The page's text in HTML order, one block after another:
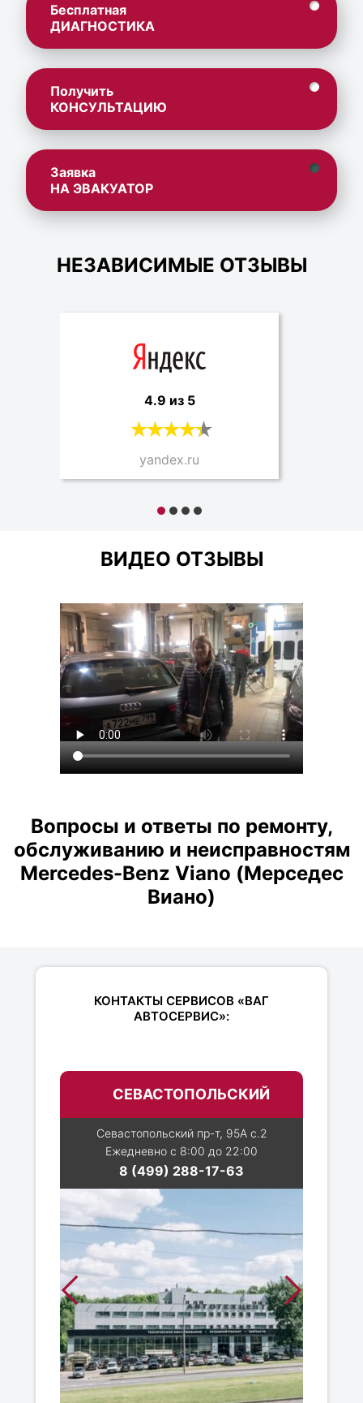
Бесплатная
ДИАГНОСТИКА
Получить
КОНСУЛЬТАЦИЮ
Заявка
НА ЭВАКУАТОР
НЕЗАВИСИМЫЕ ОТЗЫВЫ
4.9 из 5
yandex.ru
ВИДЕО ОТЗЫВЫ
Вопросы и ответы по ремонту,
обслуживанию и неисправностям
Mercedes-Benz Viano (Мерседес
Виано)
КОНТАКТЫ СЕРВИСОВ «ВАГ
АВТОСЕРВИС»:
СЕВАСТОПОЛЬСКИЙ
Севастопольский пр-т, 95А с.2
Ежедневно с 8:00 до 22:00
8 (499) 288-17-63